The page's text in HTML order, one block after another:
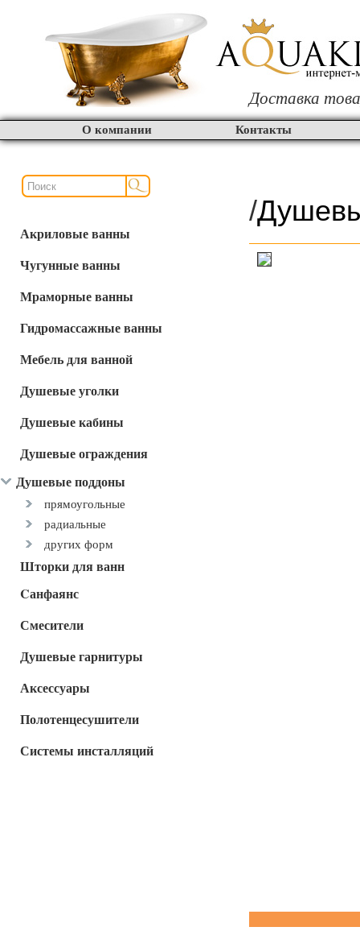
Доставка
О компании Контакты
Акриловые ванны
Чугунные ванны
Мраморные ванны
Гидромассажные ванны
Мебель для ванной
Душевые уголки
Душевые кабины
Душевые ограждения
Душевые поддоны
прямоугольные
радиальные
других форм
Шторки для ванн
Cанфаянс
Смесители
Душевые гарнитуры
Аксессуары
Полотенцесушители
Системы инсталляций
/